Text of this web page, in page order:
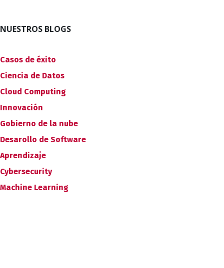
NUESTROS BLOGS
Casos de éxito
Ciencia de Datos
Cloud Computing
Innovación
Gobierno de la nube
Desarollo de Software
Aprendizaje
Cybersecurity
Machine Learning